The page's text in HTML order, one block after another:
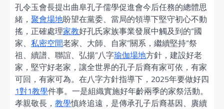
孔令玉會長提出曲阜孔子儒學促進會今后任務的總體思
緒， 聚會場地盼望在黨委、當局的領導下堅守初心不動
搖，正確處理家教好孔氏家族事業發展中觸及到的“國
家、 私密空間老家、大師、自家”關系，繼續堅持“祭
祖、續譜、聯誼、弘揚”八字瑜伽場地方針，建設好老
家，堅守好老家，讓全世界的孔子后裔有家可依，有家
可回，有家可為。在八字方針指導下，2025年要做好四
1對1教學件事。一是組織實施好年齡兩季的家祭活動。
孝親敬長， 教學慎終追遠，是傳承孔子后裔基因、賡續